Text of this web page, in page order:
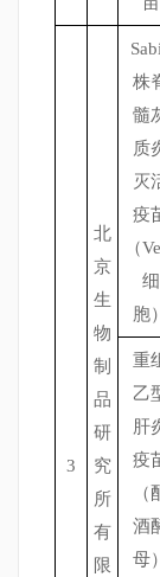
3
北
京
生
物
制
品
研
究
所
有
限
株
髓
质
灭
疫
（
细
胞）
重
乙
肝
疫
（
酒
母）